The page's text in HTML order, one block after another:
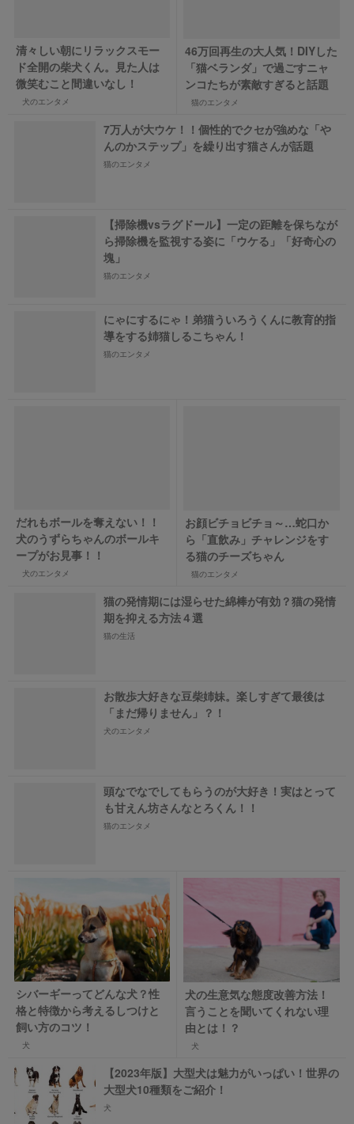
清々しい朝にリラックスモー
ド全開の柴犬くん。見た人は
微笑むこと間違いなし！
犬のエンタメ
46万回再生の大人気！DIYした
「猫ベランダ」で過ごすニャ
ンコたちが素敵すぎると話題
猫のエンタメ
7万人が大ウケ！！個性的でクセが強めな「や
んのかステップ」を繰り出す猫さんが話題
猫のエンタメ
【掃除機vsラグドール】一定の距離を保ちなが
ら掃除機を監視する姿に「ウケる」「好奇心の
塊」
猫のエンタメ
にゃにするにゃ！弟猫ういろうくんに教育的指
導をする姉猫しるこちゃん！
猫のエンタメ
だれもボールを奪えない！！
犬のうずらちゃんのボールキ
ープがお見事！！
犬のエンタメ
お顔ビチョビチョ～…蛇口か
ら「直飲み」チャレンジをす
る猫のチーズちゃん
猫のエンタメ
猫の発情期には湿らせた綿棒が有効？猫の発情
期を抑える方法４選
猫の生活
お散歩大好きな豆柴姉妹。楽しすぎて最後は
「まだ帰りません」？！
犬のエンタメ
頭なでなでしてもらうのが大好き！実はとって
も甘えん坊さんなとろくん！！
猫のエンタメ
シバーギーってどんな犬？性
格と特徴から考えるしつけと
飼い方のコツ！
犬
犬の生意気な態度改善方法！
言うことを聞いてくれない理
由とは！？
犬
【2023年版】大型犬は魅力がいっぱい！世界の
大型犬10種類をご紹介！
犬